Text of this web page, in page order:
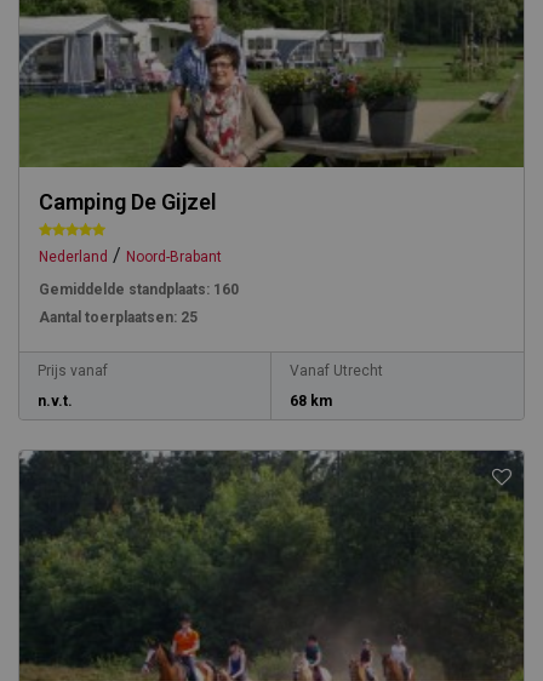
Camping De Gijzel
Nederland / Noord-Brabant
Gemiddelde standplaats: 160
Aantal toerplaatsen: 25
Prijs vanaf
n.v.t.
Vanaf Utrecht
68 km